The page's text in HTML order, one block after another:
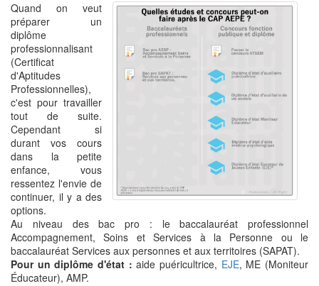
Quand on veut
préparer un
diplôme
professionnalisant
(Certificat
d'Aptitudes
Professionnelles),
c'est pour travailler
tout de suite.
Cependant si
durant vos cours
dans la petite
enfance, vous
ressentez l'envie de
continuer, il y a des
options.
Au niveau des bac pro : le baccalauréat professionnel
Accompagnement, Soins et Services à la Personne ou le
baccalauréat Services aux personnes et aux territoires (SAPAT).
Pour un diplôme d'état : aide puéricultrice, EJE, ME (Moniteur
Éducateur), AMP.